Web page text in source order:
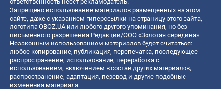
ответственность несет рекламодатель.
Запрещено использование материалов размещенных на этом
сайте, даже с указанием гиперссылки на страницу этого сайта,
логотипа OBOZ.UA или любого другого упоминания, но без
письменного разрешения Редакции/ООО «Золотая середина»
Незаконным использованием материалов будет считаться:
любое копирование, публикация, перепечатка, последующее
распространение, использование, переработка с
использованием, включением в состав других материалов,
распространение, адаптация, перевод и другие подобные
изменения материала.